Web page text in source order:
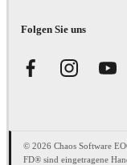
Folgen Sie uns
© 2026 Chaos Software
FD® sind eingetragene